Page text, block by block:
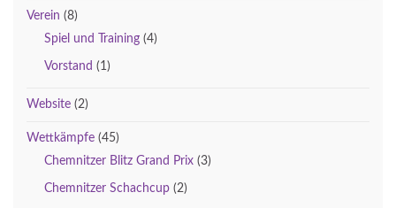
Verein (8)
Spiel und Training (4)
Vorstand (1)
Website (2)
Wettkämpfe (45)
Chemnitzer Blitz Grand Prix (3)
Chemnitzer Schachcup (2)